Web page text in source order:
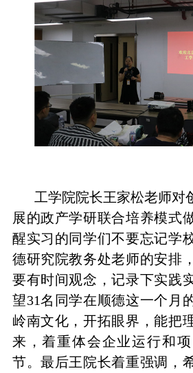
工学院院长王家松老师对
展的政产学研联合培养模式
醒实习的同学们不要忘记学
德研究院教务处老师的安排
要有时间观念，记录下实践
望31名同学在顺德这一个月
岭南文化，开拓眼界，能把
来，着重体会企业运行和
节。最后王院长着重强调，